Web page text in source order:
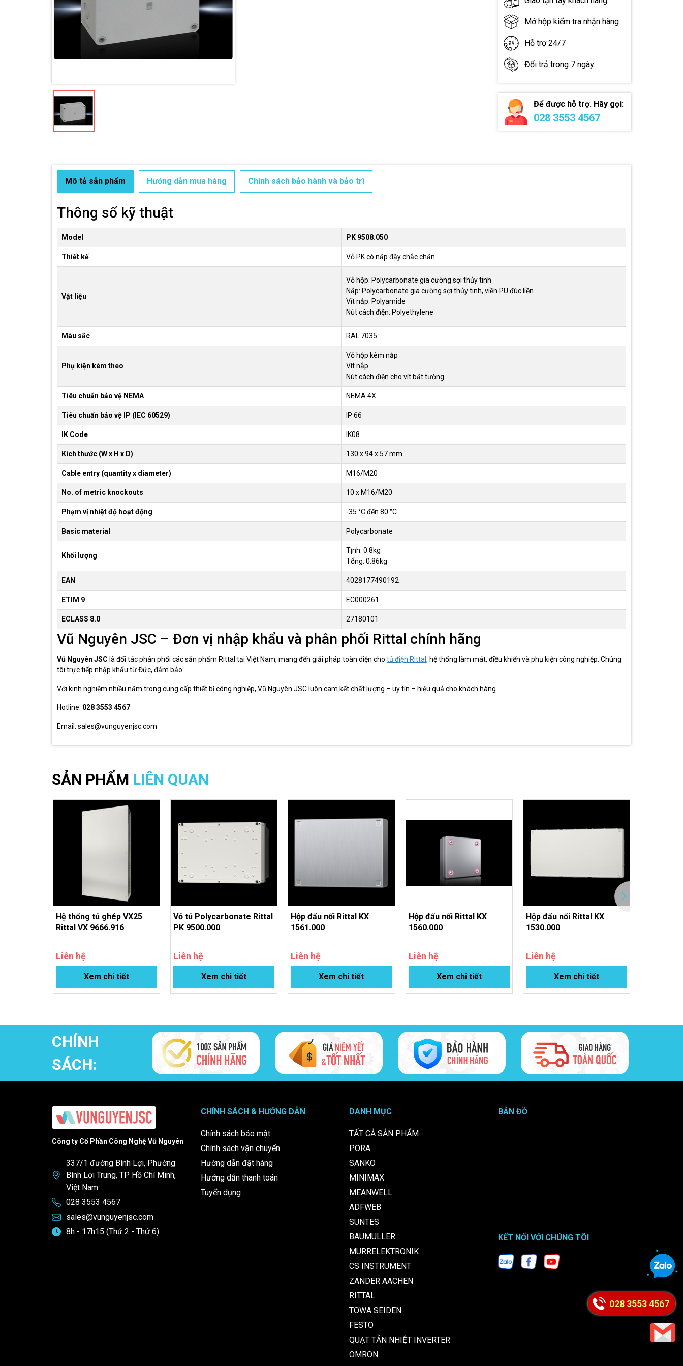
Mở hộp kiểm tra nhận hàng
Hỗ trợ 24/7
Đổi trả trong 7 ngày
Để được hỗ trợ. Hãy gọi:
028 3553 4567
Mô tả sản phẩm Hướng dẫn mua hàng Chính sách bảo hành và bảo trì
Thông số kỹ thuật
Model PK 9508.050
Thiết kế Vỏ PK có nắp đậy chắc chắn
Vật liệu
Vỏ hộp: Polycarbonate gia cường sợi thủy tinh
Nắp: Polycarbonate gia cường sợi thủy tinh, viền PU đúc liền
Vít nắp: Polyamide
Nút cách điện: Polyethylene
Màu sắc RAL 7035
Phụ kiện kèm theo
Vỏ hộp kèm nắp
Vít nắp
Nút cách điện cho vít bắt tường
Tiêu chuẩn bảo vệ NEMA NEMA 4X
Tiêu chuẩn bảo vệ IP (IEC 60529) IP 66
IK Code IK08
Kích thước (W x H x D) 130 x 94 x 57 mm
Cable entry (quantity x diameter) M16/M20
No. of metric knockouts 10 x M16/M20
Phạm vị nhiệt độ hoạt động -35 °C đến 80 °C
Basic material Polycarbonate
Khối lượng
Tịnh: 0.8kg
Tổng: 0.86kg
EAN 4028177490192
ETIM 9 EC000261
ECLASS 8.0 27180101
Vũ Nguyên JSC – Đơn vị nhập khẩu và phân phối Rittal chính hãng
Vũ Nguyên JSC là đối tác phân phối các sản phẩm Rittal tại Việt Nam, mang đến giải pháp toàn diện cho tủ điện Rittal, hệ thống làm mát, điều khiển và phụ kiện công nghiệp. Chúng
tôi trực tiếp nhập khẩu từ Đức, đảm bảo:
Với kinh nghiệm nhiều năm trong cung cấp thiết bị công nghiệp, Vũ Nguyên JSC luôn cam kết chất lượng – uy tín – hiệu quả cho khách hàng.
Hotline: 028 3553 4567
Email: sales@vunguyenjsc.com
SẢN PHẨM LIÊN QUAN
Hệ thống tủ ghép VX25
Rittal VX 9666.916
Liên hệ
Xem chi tiết
Vỏ tủ Polycarbonate Rittal
PK 9500.000
Liên hệ
Xem chi tiết
Hộp đấu nối Rittal KX
1561.000
Liên hệ
Xem chi tiết
Hộp đấu nối Rittal KX
1560.000
Liên hệ
Xem chi tiết
Hộp đấu nối Rittal KX
1530.000
Liên hệ
Xem chi tiết
CHÍNH
SÁCH:
Công ty Cổ Phần Công Nghệ Vũ Nguyên
337/1 đường Bình Lợi, Phường
Bình Lợi Trung, TP Hồ Chí Minh,
Việt Nam
028 3553 4567
sales@vunguyenjsc.com
8h - 17h15 (Thứ 2 - Thứ 6)
CHÍNH SÁCH & HƯỚNG DẪN
Chính sách bảo mật
Chính sách vận chuyển
Hướng dẫn đặt hàng
Hướng dẫn thanh toán
Tuyển dụng
DANH MỤC
TẤT CẢ SẢN PHẨM
PORA
SANKO
MINIMAX
MEANWELL
ADFWEB
SUNTES
BAUMULLER
MURRELEKTRONIK
CS INSTRUMENT
ZANDER AACHEN
RITTAL
TOWA SEIDEN
FESTO
QUẠT TẢN NHIỆT INVERTER
OMRON
BẢN ĐỒ
KẾT NỐI VỚI CHÚNG TÔI
028 3553 4567